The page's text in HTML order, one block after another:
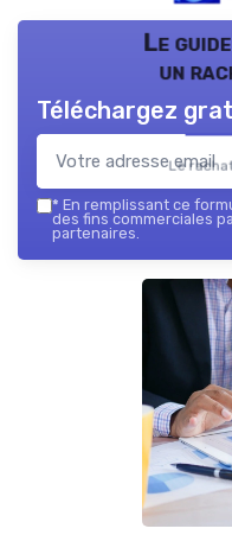
Le
un
Le
Téléchargez
* En remplissant ce
des fins commerciales
partenaires.